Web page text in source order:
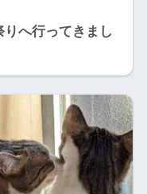
へ行ってきまし